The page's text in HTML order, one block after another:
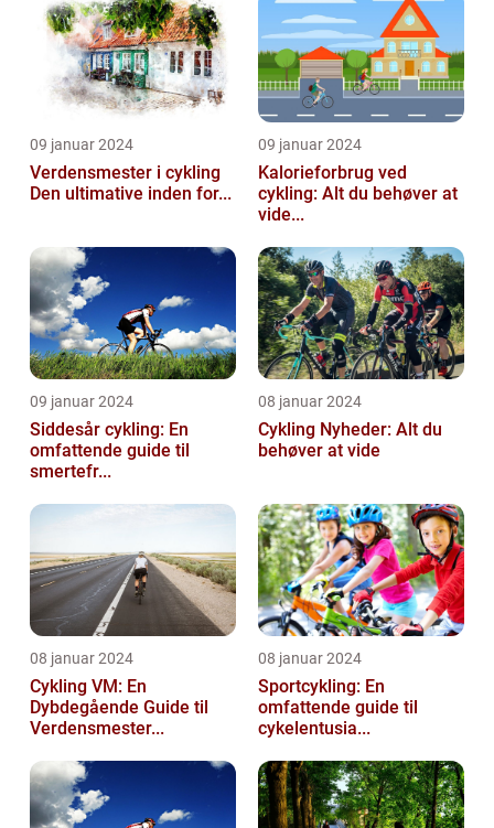
09 januar 2024
Verdensmester i cykling
Den ultimative inden for...
09 januar 2024
Kalorieforbrug ved
cykling: Alt du behøver at
vide...
09 januar 2024
Siddesår cykling: En
omfattende guide til
smertefr...
08 januar 2024
Cykling Nyheder: Alt du
behøver at vide
08 januar 2024
Cykling VM: En
Dybdegående Guide til
Verdensmester...
08 januar 2024
Sportcykling: En
omfattende guide til
cykelentusia...